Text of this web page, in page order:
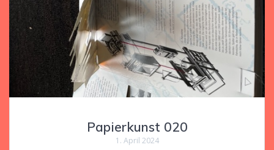
Papierkunst 020
1. April 2024